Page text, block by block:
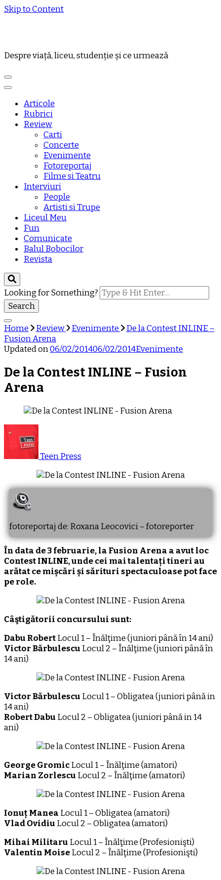
Skip to Content
Despre viață, liceu, studenție și ce urmează
Articole
Rubrici
Review
Carti
Concerte
Evenimente
Fotoreportaj
Filme si Teatru
Interviuri
People
Artisti si Trupe
Liceul Meu
Fun
Comunicate
Balul Bobocilor
Revista
Looking for Something?
Home Review Evenimente
De la Contest INLINE –
Fusion Arena
Updated on06/02/201406/02/2014Evenimente
De la Contest INLINE – Fusion
Arena
Teen Press
fotoreportaj de: Roxana Leocovici – fotoreporter
În data de 3 februarie, la Fusion Arena a avut loc
Contest INLINE, unde cei mai talentați tineri au
arătat ce mișcări și sărituri spectaculoase pot face
pe role.
Câştigătorii concursului sunt:
Dabu RobertLocul 1 – Înălţime (juniori până în 14 ani)
Victor Bărbulescu Locul 2 – Înălţime (juniori până în
14 ani)
Victor Bărbulescu Locul 1 – Obligatea (juniori până in
14 ani)
Robert Dabu Locul 2 – Obligatea (juniori până in 14
ani)
George GromicLocul 1 – Înălţime (amatori)
Marian Zorlescu Locul 2 – Înălţime (amatori)
Ionuț Manea Locul 1 – Obligatea (amatori)
Vlad Ovidiu Locul 2 – Obligatea (amatori)
Mihai Militaru Locul 1 – Înălţime (Profesionişti)
Valentin MoiseLocul 2 – Înălţime (Profesionişti)